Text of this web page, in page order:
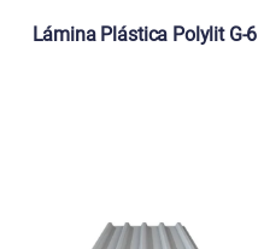
Lámina Plástica Polylit G-6